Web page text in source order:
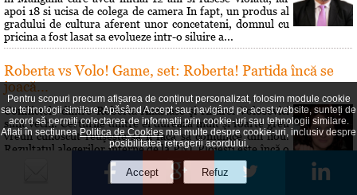
apoi 18 si ucisa de colega de camera In fapt, un produs al
gradului de cultura aferent unor concetateni, domnul cu
pricina a fost lasat sa evolueze intr-o siluire a...
Roberta vs Volo! Game, set: Roberta! Partida încă se
joacă...
Conflictele dintre Roberta Anastase şi Andrei Volosevici
sunt vechi. Certurile dintre ei durează mult şi foarte greu
vreun cunoscut reuşeşte să îi facă să comunice din nou.
Rezultatul alegerilor interne de la PNL Ploieşti este încă o
dovadă a faptului că liberalii au dorit să îi dea o lecţie lui
Volosevici, arâtându-i voalat că nu este pe...
Pentru scopuri precum afișarea de conținut personalizat, folosim module cookie
sau tehnologii similare. Apăsând Accept sau navigând pe acest website, sunteți de
acord să permiți colectarea de informații prin cookie-uri sau tehnologii similare.
Aflați în secțiuneaPolitica de Cookiesmai multe despre cookie-uri, inclusiv despre
posibilitatea retragerii acordului.